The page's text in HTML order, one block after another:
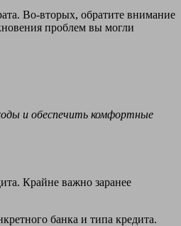
Во-вторых, обратите внимание
проблем вы могли
и обеспечить комфортные
Крайне важно заранее
банка и типа кредита.